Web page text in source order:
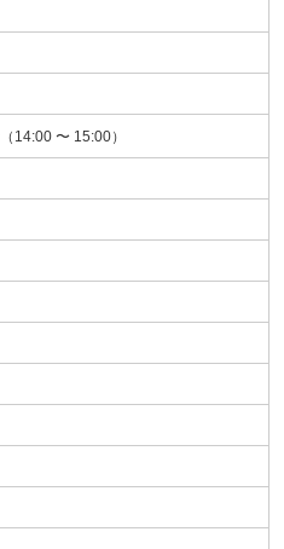
（14:00 〜 15:00）